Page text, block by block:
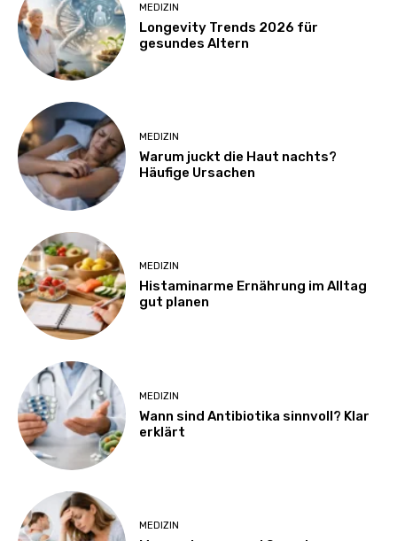
MEDIZIN
Longevity Trends 2026 für
gesundes Altern
MEDIZIN
Warum juckt die Haut nachts?
Häufige Ursachen
MEDIZIN
Histaminarme Ernährung im Alltag
gut planen
MEDIZIN
Wann sind Antibiotika sinnvoll? Klar
erklärt
MEDIZIN